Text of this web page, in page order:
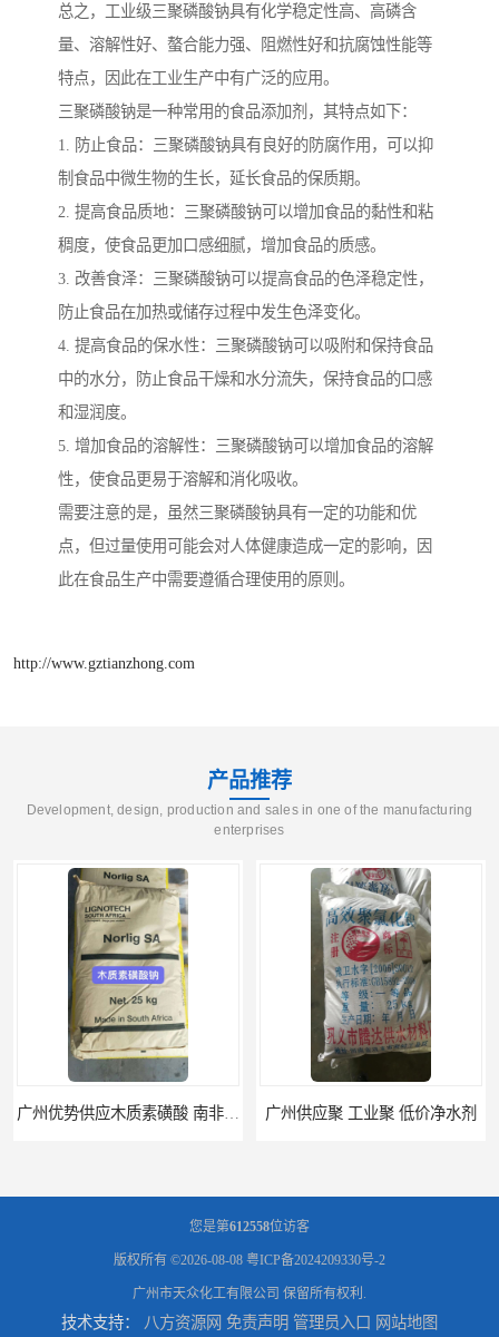
总之，工业级三聚磷酸钠具有化学稳定性高、高磷含
量、溶解性好、螯合能力强、阻燃性好和抗腐蚀性能等
特点，因此在工业生产中有广泛的应用。
三聚磷酸钠是一种常用的食品添加剂，其特点如下：
1. 防止食品：三聚磷酸钠具有良好的防腐作用，可以抑
制食品中微生物的生长，延长食品的保质期。
2. 提高食品质地：三聚磷酸钠可以增加食品的黏性和粘
稠度，使食品更加口感细腻，增加食品的质感。
3. 改善食泽：三聚磷酸钠可以提高食品的色泽稳定性，
防止食品在加热或储存过程中发生色泽变化。
4. 提高食品的保水性：三聚磷酸钠可以吸附和保持食品
中的水分，防止食品干燥和水分流失，保持食品的口感
和湿润度。
5. 增加食品的溶解性：三聚磷酸钠可以增加食品的溶解
性，使食品更易于溶解和消化吸收。
需要注意的是，虽然三聚磷酸钠具有一定的功能和优
点，但过量使用可能会对人体健康造成一定的影响，因
此在食品生产中需要遵循合理使用的原则。
http://www.gztianzhong.com
产品推荐
Development, design, production and sales in one of the manufacturing
enterprises
广州供应聚 工业聚 低价净水剂
您是第612558位访客
版权所有 ©2026-08-08 粤ICP备2024209330号-2
广州市天众化工有限公司 保留所有权利.
技术支持： 八方资源网 免责声明 管理员入口 网站地图